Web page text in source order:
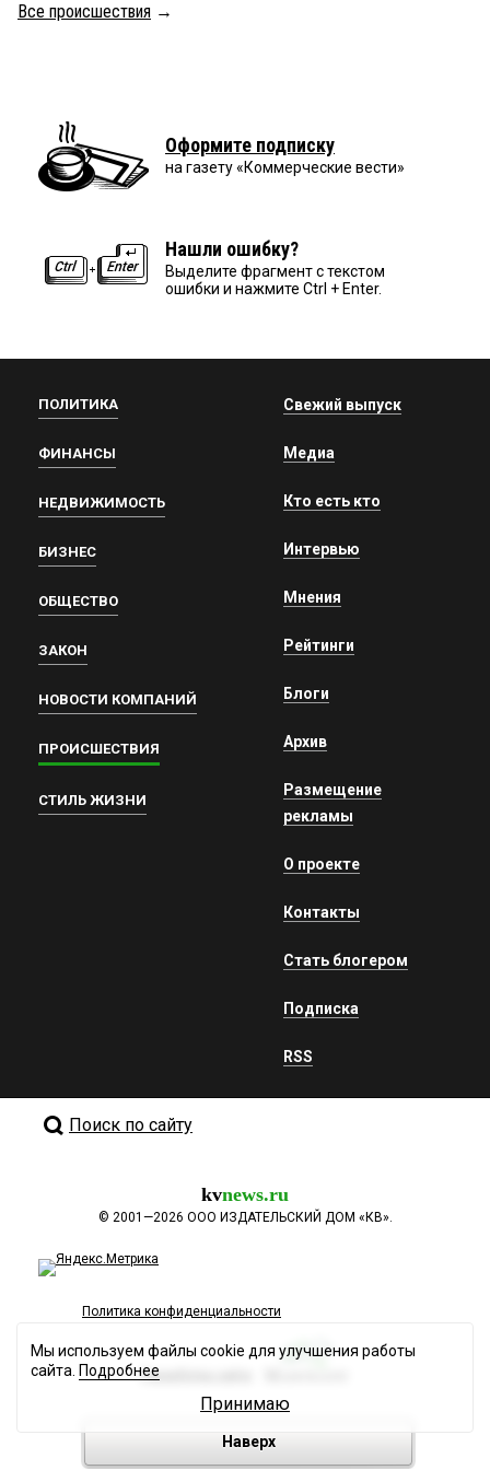
Все происшествия →
Оформите подписку
на газету «Коммерческие вести»
Нашли ошибку?
Выделите фрагмент с текстом
ошибки и нажмите Ctrl + Enter.
ПОЛИТИКА
ФИНАНСЫ
НЕДВИЖИМОСТЬ
БИЗНЕС
ОБЩЕСТВО
ЗАКОН
НОВОСТИ КОМПАНИЙ
ПРОИСШЕСТВИЯ
СТИЛЬ ЖИЗНИ
Свежий выпуск
Медиа
Кто есть кто
Интервью
Мнения
Рейтинги
Блоги
Архив
Размещение
рекламы
О проекте
Контакты
Стать блогером
Подписка
RSS
Поиск по сайту
kvnews.ru
© 2001—2026 ООО ИЗДАТЕЛЬСКИЙ ДОМ «КВ».
Политика конфиденциальности
Разработка сайта
Наверх
Мы используем файлы cookie для улучшения работы
сайта. Подробнее
Принимаю